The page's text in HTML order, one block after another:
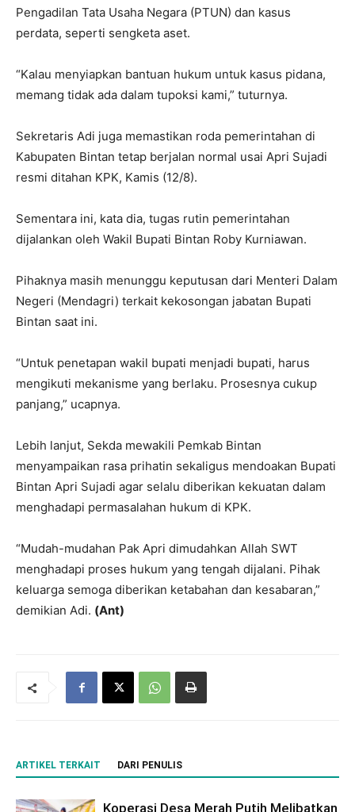
Pengadilan Tata Usaha Negara (PTUN) dan kasus
perdata, seperti sengketa aset.
“Kalau menyiapkan bantuan hukum untuk kasus pidana,
memang tidak ada dalam tupoksi kami,” tuturnya.
Sekretaris Adi juga memastikan roda pemerintahan di
Kabupaten Bintan tetap berjalan normal usai Apri Sujadi
resmi ditahan KPK, Kamis (12/8).
Sementara ini, kata dia, tugas rutin pemerintahan
dijalankan oleh Wakil Bupati Bintan Roby Kurniawan.
Pihaknya masih menunggu keputusan dari Menteri Dalam
Negeri (Mendagri) terkait kekosongan jabatan Bupati
Bintan saat ini.
“Untuk penetapan wakil bupati menjadi bupati, harus
mengikuti mekanisme yang berlaku. Prosesnya cukup
panjang,” ucapnya.
Lebih lanjut, Sekda mewakili Pemkab Bintan
menyampaikan rasa prihatin sekaligus mendoakan Bupati
Bintan Apri Sujadi agar selalu diberikan kekuatan dalam
menghadapi permasalahan hukum di KPK.
“Mudah-mudahan Pak Apri dimudahkan Allah SWT
menghadapi proses hukum yang tengah dijalani. Pihak
keluarga semoga diberikan ketabahan dan kesabaran,”
demikian Adi. (Ant)
ARTIKEL TERKAIT DARI PENULIS
Koperasi Desa Merah Putih Melibatkan